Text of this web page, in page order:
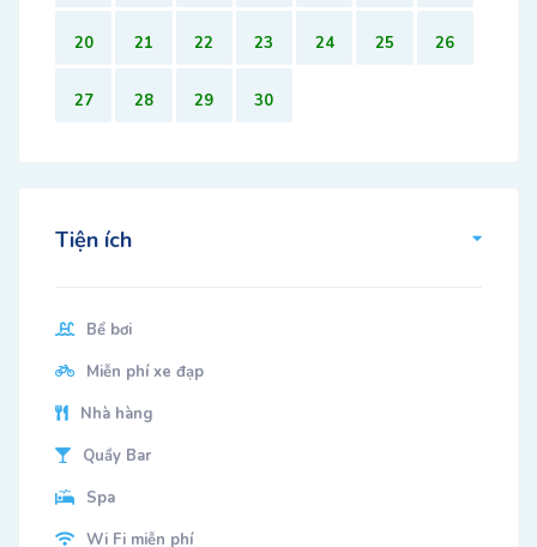
20 21 22 23 24 25 26
27 28 29 30
Tiện ích
Bể bơi
Miễn phí xe đạp
Nhà hàng
Quầy Bar
Spa
Wi Fi miễn phí